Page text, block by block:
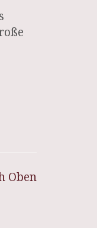
Oben